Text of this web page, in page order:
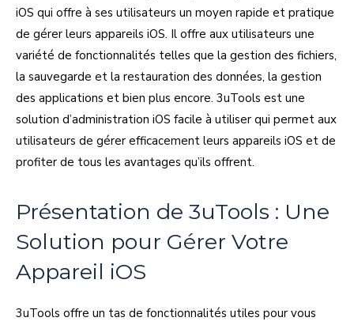
iOS qui offre à ses utilisateurs un moyen rapide et pratique
de gérer leurs appareils iOS. Il offre aux utilisateurs une
variété de fonctionnalités telles que la gestion des fichiers,
la sauvegarde et la restauration des données, la gestion
des applications et bien plus encore. 3uTools est une
solution d’administration iOS facile à utiliser qui permet aux
utilisateurs de gérer efficacement leurs appareils iOS et de
profiter de tous les avantages qu’ils offrent.
Présentation de 3uTools : Une
Solution pour Gérer Votre
Appareil iOS
3uTools offre un tas de fonctionnalités utiles pour vous